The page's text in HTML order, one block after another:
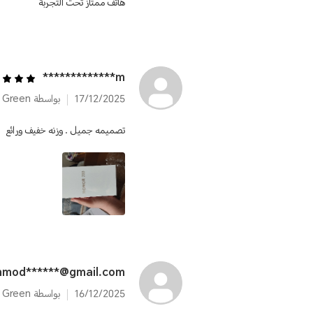
هاتف ممتاز تحت التجربة
m*************
17/12/2025
بواسطة HONOR 200 12GB+512GB Emerald Green
تصميمه جميل . وزنه خفيف ورائع
16/12/2025 بواسطة HONOR 200 12GB+512GB Emerald Green